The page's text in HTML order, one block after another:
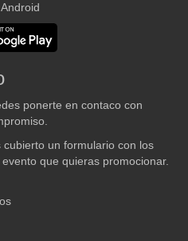
ponerte en contaco con
un formulario con los
que quieras promocionar.